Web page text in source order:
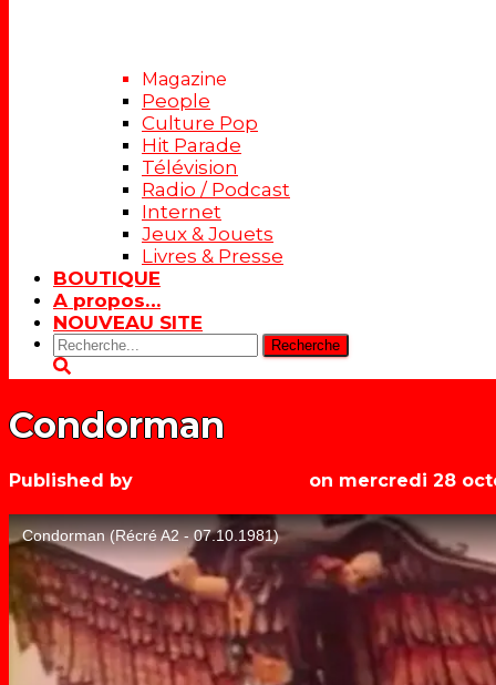
Magazine
People
Culture Pop
Hit Parade
Télévision
Radio / Podcast
Internet
Jeux & Jouets
Livres & Presse
BOUTIQUE
A propos…
NOUVEAU SITE
Rechercher:
Condorman
Published by on mercredi 28